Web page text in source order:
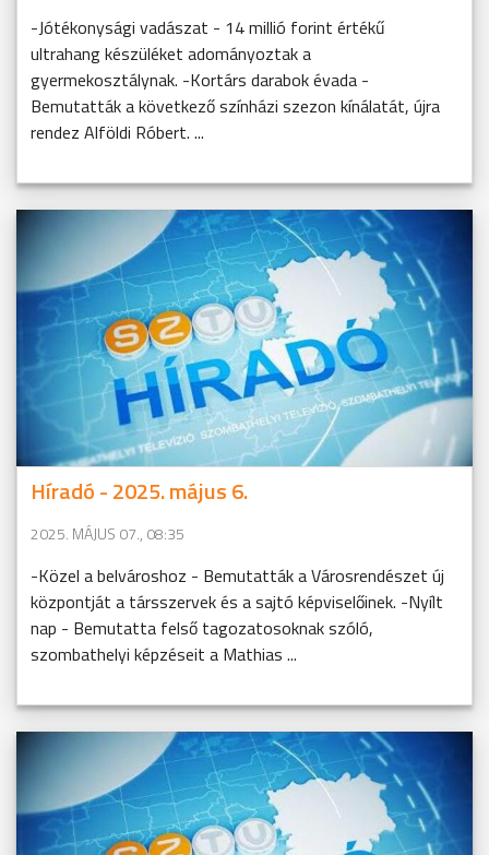
-Jótékonysági vadászat - 14 millió forint értékű
ultrahang készüléket adományoztak a
gyermekosztálynak. -Kortárs darabok évada -
Bemutatták a következő színházi szezon kínálatát, újra
rendez Alföldi Róbert. ...
Híradó - 2025. május 6.
2025. MÁJUS 07., 08:35
-Közel a belvároshoz - Bemutatták a Városrendészet új
központját a társszervek és a sajtó képviselőinek. -Nyílt
nap - Bemutatta felső tagozatosoknak szóló,
szombathelyi képzéseit a Mathias ...